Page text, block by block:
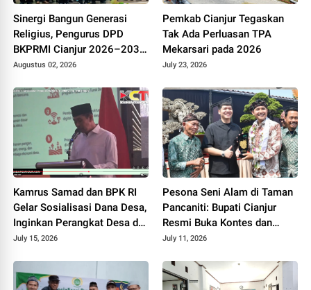
Sinergi Bangun Generasi
Religius, Pengurus DPD
BKPRMI Cianjur 2026–2031
Resmi Dilantik di Mapolres
Augustus 02, 2026
Pemkab Cianjur Tegaskan
Tak Ada Perluasan TPA
Mekarsari pada 2026
July 23, 2026
Kamrus Samad dan BPK RI
Gelar Sosialisasi Dana Desa,
Inginkan Perangkat Desa di
Cianjur Tidur Nyenyak Tanpa
July 15, 2026
Pesona Seni Alam di Taman
Pancaniti: Bupati Cianjur
Resmi Buka Kontes dan
Pameran Bonsai dan Suiseki
July 11, 2026